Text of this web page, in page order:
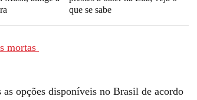
que se sabe
mortas
opções disponíveis no Brasil de acordo